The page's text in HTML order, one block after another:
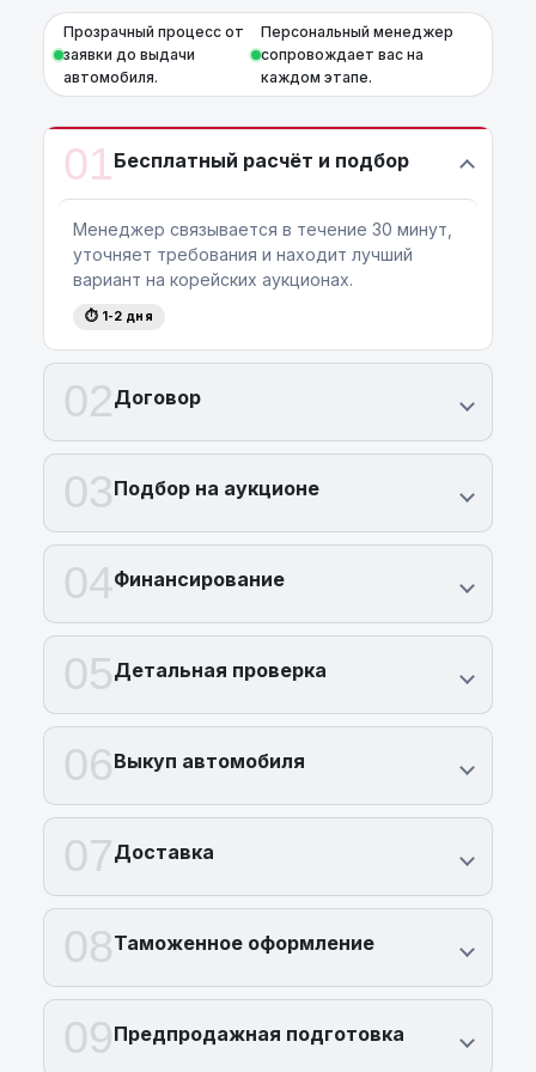
Прозрачный процесс от
заявки до выдачи
автомобиля.
Персональный менеджер
сопровождает вас на
каждом этапе.
01Бесплатный расчёт и подбор
Менеджер связывается в течение 30 минут,
уточняет требования и находит лучший
вариант на корейских аукционах.
⏱ 1-2 дня
02Договор
03Подбор на аукционе
04Финансирование
05Детальная проверка
06Выкуп автомобиля
07Доставка
08Таможенное оформление
09Предпродажная подготовка